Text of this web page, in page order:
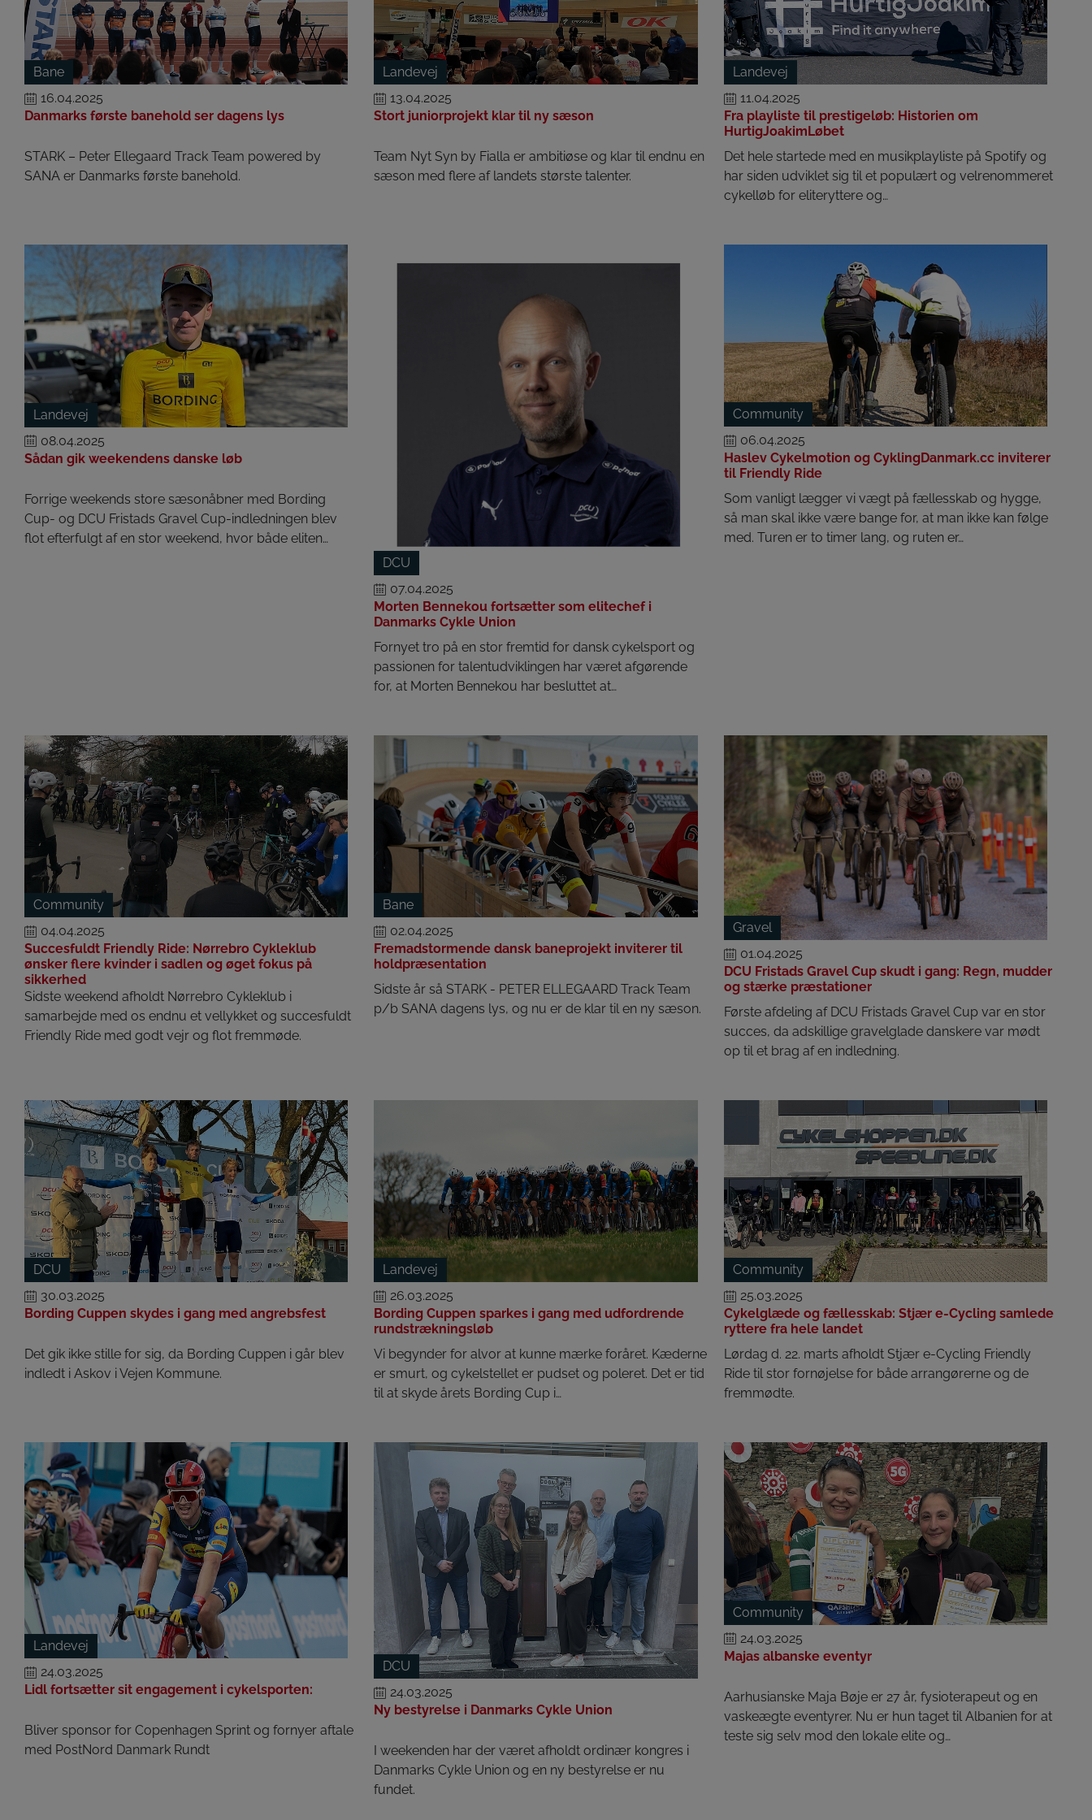
Bane
16.04.2025
Danmarks første banehold ser dagens lys
STARK – Peter Ellegaard Track Team powered by
SANA er Danmarks første banehold.
Landevej
13.04.2025
Stort juniorprojekt klar til ny sæson
Team Nyt Syn by Fialla er ambitiøse og klar til endnu en
sæson med flere af landets største talenter.
Landevej
11.04.2025
Fra playliste til prestigeløb: Historien om
HurtigJoakimLøbet
Det hele startede med en musikplayliste på Spotify og
har siden udviklet sig til et populært og velrenommeret
cykelløb for eliteryttere og…
Landevej
08.04.2025
Sådan gik weekendens danske løb
Forrige weekends store sæsonåbner med Bording
Cup- og DCU Fristads Gravel Cup-indledningen blev
flot efterfulgt af en stor weekend, hvor både eliten…
DCU
07.04.2025
Morten Bennekou fortsætter som elitechef i
Danmarks Cykle Union
Fornyet tro på en stor fremtid for dansk cykelsport og
passionen for talentudviklingen har været afgørende
for, at Morten Bennekou har besluttet at…
Community
06.04.2025
Haslev Cykelmotion og CyklingDanmark.cc inviterer
til Friendly Ride
Som vanligt lægger vi vægt på fællesskab og hygge,
så man skal ikke være bange for, at man ikke kan følge
med. Turen er to timer lang, og ruten er…
Community
04.04.2025
Succesfuldt Friendly Ride: Nørrebro Cykleklub
ønsker flere kvinder i sadlen og øget fokus på
sikkerhed
Sidste weekend afholdt Nørrebro Cykleklub i
samarbejde med os endnu et vellykket og succesfuldt
Friendly Ride med godt vejr og flot fremmøde.
Bane
02.04.2025
Fremadstormende dansk baneprojekt inviterer til
holdpræsentation
Sidste år så STARK - PETER ELLEGAARD Track Team
p/b SANA dagens lys, og nu er de klar til en ny sæson.
Gravel
01.04.2025
DCU Fristads Gravel Cup skudt i gang: Regn, mudder
og stærke præstationer
Første afdeling af DCU Fristads Gravel Cup var en stor
succes, da adskillige gravelglade danskere var mødt
op til et brag af en indledning.
DCU
30.03.2025
Bording Cuppen skydes i gang med angrebsfest
Det gik ikke stille for sig, da Bording Cuppen i går blev
indledt i Askov i Vejen Kommune.
Landevej
26.03.2025
Bording Cuppen sparkes i gang med udfordrende
rundstrækningsløb
Vi begynder for alvor at kunne mærke foråret. Kæderne
er smurt, og cykelstellet er pudset og poleret. Det er tid
til at skyde årets Bording Cup i…
Community
25.03.2025
Cykelglæde og fællesskab: Stjær e-Cycling samlede
ryttere fra hele landet
Lørdag d. 22. marts afholdt Stjær e-Cycling Friendly
Ride til stor fornøjelse for både arrangørerne og de
fremmødte.
Landevej
24.03.2025
Lidl fortsætter sit engagement i cykelsporten:
Bliver sponsor for Copenhagen Sprint og fornyer aftale
med PostNord Danmark Rundt
DCU
24.03.2025
Ny bestyrelse i Danmarks Cykle Union
I weekenden har der været afholdt ordinær kongres i
Danmarks Cykle Union og en ny bestyrelse er nu
fundet.
Community
24.03.2025
Majas albanske eventyr
Aarhusianske Maja Bøje er 27 år, fysioterapeut og en
vaskeægte eventyrer. Nu er hun taget til Albanien for at
teste sig selv mod den lokale elite og…